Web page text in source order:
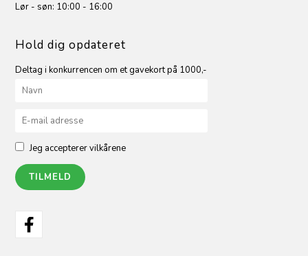
Lør - søn: 10:00 - 16:00
Hold dig opdateret
Deltag i konkurrencen om et gavekort på 1000,-
Jeg accepterer vilkårene